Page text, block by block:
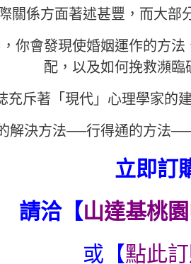
關係方面著述甚豐，而大部
你會發現使婚姻運作的方
配，以及如何挽救瀕臨
充斥著「現代」心理學家的
解決方法──行得通的方法
立即訂
請洽【山達基桃
或【點此